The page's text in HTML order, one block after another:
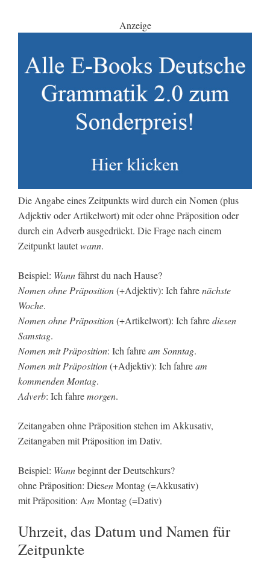
Anzeige
Die Angabe eines Zeitpunkts wird durch ein Nomen (plus
Adjektiv oder Artikelwort) mit oder ohne Präposition oder
durch ein Adverb ausgedrückt. Die Frage nach einem
Zeitpunkt lautetwann.
Beispiel: Wannfährst du nach Hause?
Nomen ohne Präposition(+Adjektiv): Ich fahrenächste
Woche.
Nomen ohne Präposition(+Artikelwort): Ich fahrediesen
Samstag.
Nomen mit Präposition: Ich fahream Sonntag.
Nomen mit Präposition(+Adjektiv): Ich fahream
kommenden Montag.
Adverb: Ich fahremorgen.
Zeitangaben ohne Präposition stehen im Akkusativ,
Zeitangaben mit Präposition im Dativ.
Beispiel: Wannbeginnt der Deutschkurs?
ohne Präposition: DiesenMontag (=Akkusativ)
mit Präposition: Am Montag (=Dativ)
Uhrzeit, das Datum und Namen für
Zeitpunkte